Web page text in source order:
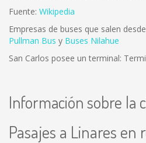
Fuente: Wikipedia
Empresas de buses que salen
Pullman Bus y Buses Nilahue
San Carlos posee un terminal:
Información sobre la
Pasajes a Linares en